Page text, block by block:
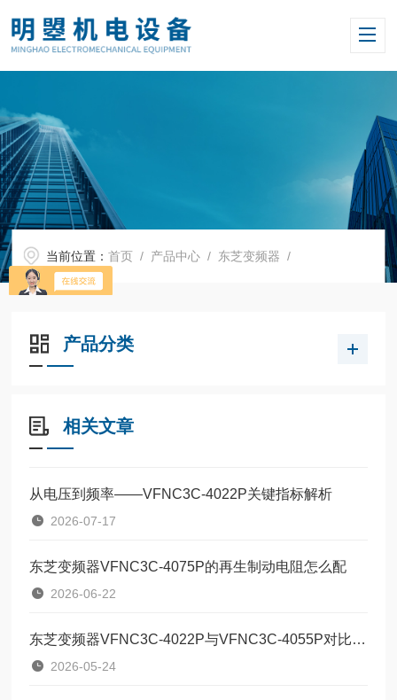
当前位置：首页 / 产品中心 / 东芝变频器 /
产品分类
相关文章
从电压到频率——VFNC3C-4022P关键指标解析
2026-07-17
东芝变频器VFNC3C-4075P的再生制动电阻怎么配
2026-06-22
东芝变频器VFNC3C-4022P与VFNC3C-4055P对比：两款定位器该如何按需选型？
2026-05-24